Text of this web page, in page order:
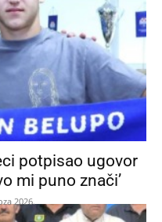
potpisao ugovor
mi puno znači’
2026.